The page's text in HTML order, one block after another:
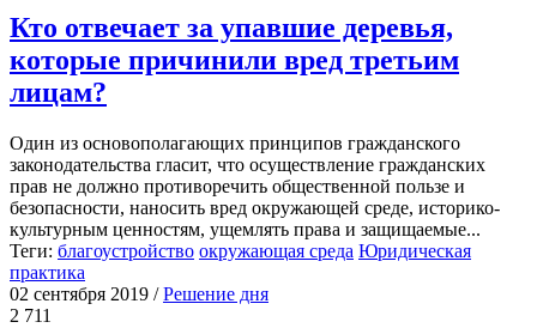
Кто отвечает за упавшие деревья,
которые причинили вред третьим
лицам?
Один из основополагающих принципов гражданского
законодательства гласит, что осуществление гражданских
прав не должно противоречить общественной пользе и
безопасности, наносить вред окружающей среде, историко-
культурным ценностям, ущемлять права и защищаемые...
Теги: благоустройство окружающая среда Юридическая
практика
02 сентября 2019 /Решение дня
2 711